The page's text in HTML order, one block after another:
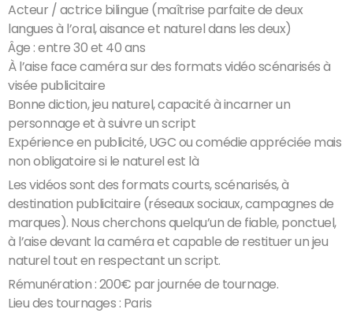
Acteur / actrice bilingue (maîtrise parfaite de deux
langues à l’oral, aisance et naturel dans les deux)
Âge : entre 30 et 40 ans
À l’aise face caméra sur des formats vidéo scénarisés à
visée publicitaire
Bonne diction, jeu naturel, capacité à incarner un
personnage et à suivre un script
Expérience en publicité, UGC ou comédie appréciée mais
non obligatoire si le naturel est là
Les vidéos sont des formats courts, scénarisés, à
destination publicitaire (réseaux sociaux, campagnes de
marques). Nous cherchons quelqu’un de fiable, ponctuel,
à l’aise devant la caméra et capable de restituer un jeu
naturel tout en respectant un script.
Rémunération : 200€ par journée de tournage.
Lieu des tournages : Paris